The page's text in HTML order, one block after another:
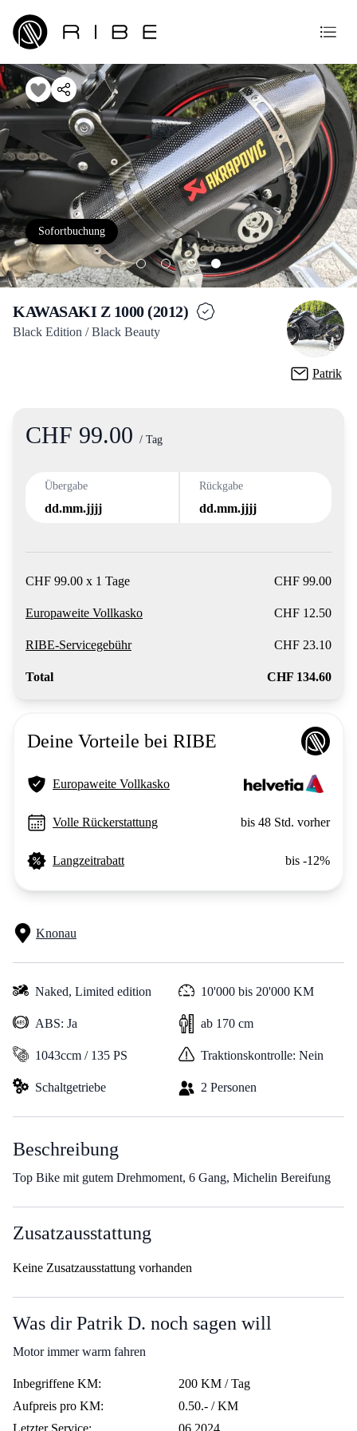
Sofortbuchung
KAWASAKI Z 1000 (2012)
Black Edition / Black Beauty
Patrik
Product information
CHF 99.00 / Tag
Übergabe
dd.mm.jjjj
Rückgabe
dd.mm.jjjj
CHF 99.00 x 1 Tage CHF 99.00
Europaweite Vollkasko CHF 12.50
RIBE-Servicegebühr CHF 23.10
Total CHF 134.60
Deine Vorteile bei RIBE
Europaweite Vollkasko
Volle Rückerstattung bis 48 Std. vorher
Langzeitrabatt bis -12%
Knonau
Naked, Limited edition 10'000 bis 20'000 KM
ABS: Ja ab 170 cm
1043ccm / 135 PS Traktionskontrolle: Nein
Schaltgetriebe 2 Personen
Beschreibung
Top Bike mit gutem Drehmoment, 6 Gang, Michelin Bereifung
Zusatzausstattung
Keine Zusatzausstattung vorhanden
Was dir Patrik D. noch sagen will
Motor immer warm fahren
Inbegriffene KM:
200 KM / Tag
Aufpreis pro KM:
0.50.- / KM
Letzter Service:
06.2024